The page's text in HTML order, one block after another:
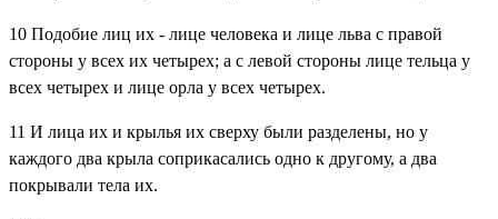
10 Подобие лиц их - лице человека и лице льва с правой
стороны у всех их четырех; а с левой стороны лице тельца у
всех четырех и лице орла у всех четырех.
11 И лица их и крылья их сверху были разделены, но у
каждого два крыла соприкасались одно к другому, а два
покрывали тела их.